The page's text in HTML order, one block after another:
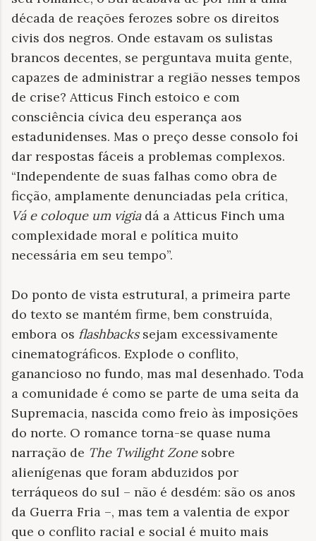
década de reações ferozes sobre os direitos
civis dos negros. Onde estavam os sulistas
brancos decentes, se perguntava muita gente,
capazes de administrar a região nesses tempos
de crise? Atticus Finch estoico e com
consciência cívica deu esperança aos
estadunidenses. Mas o preço desse consolo foi
dar respostas fáceis a problemas complexos.
“Independente de suas falhas como obra de
ficção, amplamente denunciadas pela crítica,
Vá e coloque um vigiadá a Atticus Finch uma
complexidade moral e política muito
necessária em seu tempo”.
Do ponto de vista estrutural, a primeira parte
do texto se mantém firme, bem construída,
embora os flashbacks sejam excessivamente
cinematográficos. Explode o conflito,
ganancioso no fundo, mas mal desenhado. Toda
a comunidade é como se parte de uma seita da
Supremacia, nascida como freio às imposições
do norte. O romance torna-se quase numa
narração de The Twilight Zonesobre
alienígenas que foram abduzidos por
terráqueos do sul – não é desdém: são os anos
da Guerra Fria –, mas tem a valentia de expor
que o conflito racial e social é muito mais